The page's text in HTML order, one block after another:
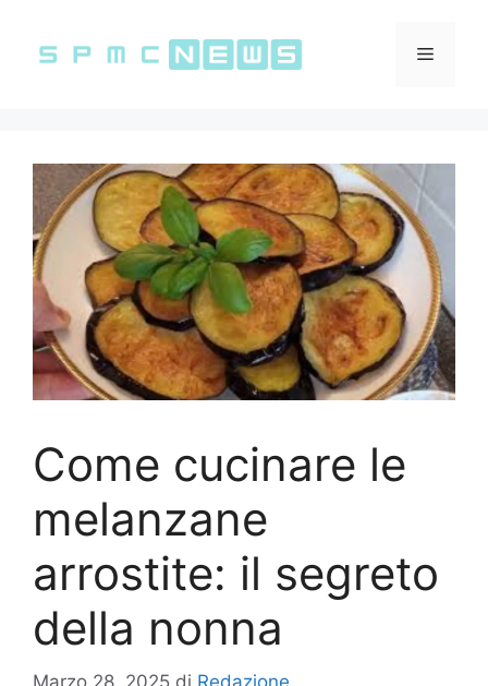
contenuto
Menu
Come cucinare le
melanzane
arrostite: il segreto
della nonna
Marzo 28, 2025 di Redazione